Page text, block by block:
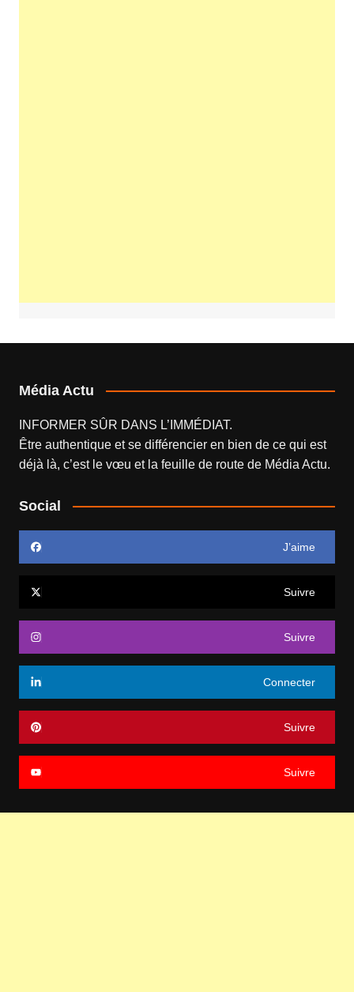
Média Actu
INFORMER SÛR DANS L’IMMÉDIAT.
Être authentique et se différencier en bien de ce qui est
déjà là, c’est le vœu et la feuille de route de Média Actu.
Social
J’aime
Suivre
Suivre
Connecter
Suivre
Suivre